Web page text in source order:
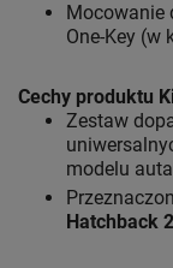
Mocowanie
One-Key (w
Cechy produktu
Zestaw
modelu
Hatchback